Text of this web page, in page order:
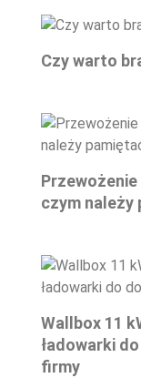
Czy warto
czym należy
Wallbox 11
ładowarki
firmy